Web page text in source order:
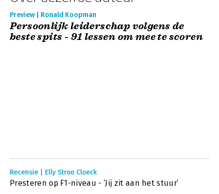
Preview | Ronald Koopman
Persoonlijk leiderschap volgens de
beste spits - 91 lessen om mee te scoren
Recensie | Elly Stroo Cloeck
Presteren op F1-niveau - ‘Jij zit aan het stuur’